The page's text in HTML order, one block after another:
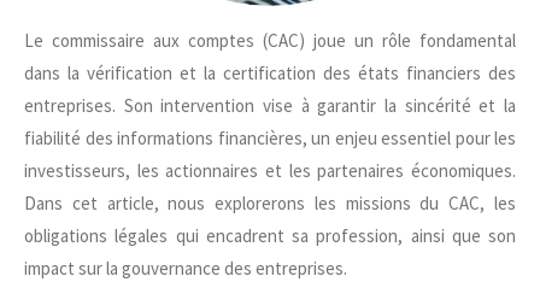
Le commissaire aux comptes (CAC) joue un rôle fondamental
dans la vérification et la certification des états financiers des
entreprises. Son intervention vise à garantir la sincérité et la
fiabilité des informations financières, un enjeu essentiel pour les
investisseurs, les actionnaires et les partenaires économiques.
Dans cet article, nous explorerons les missions du CAC, les
obligations légales qui encadrent sa profession, ainsi que son
impact sur la gouvernance des entreprises.